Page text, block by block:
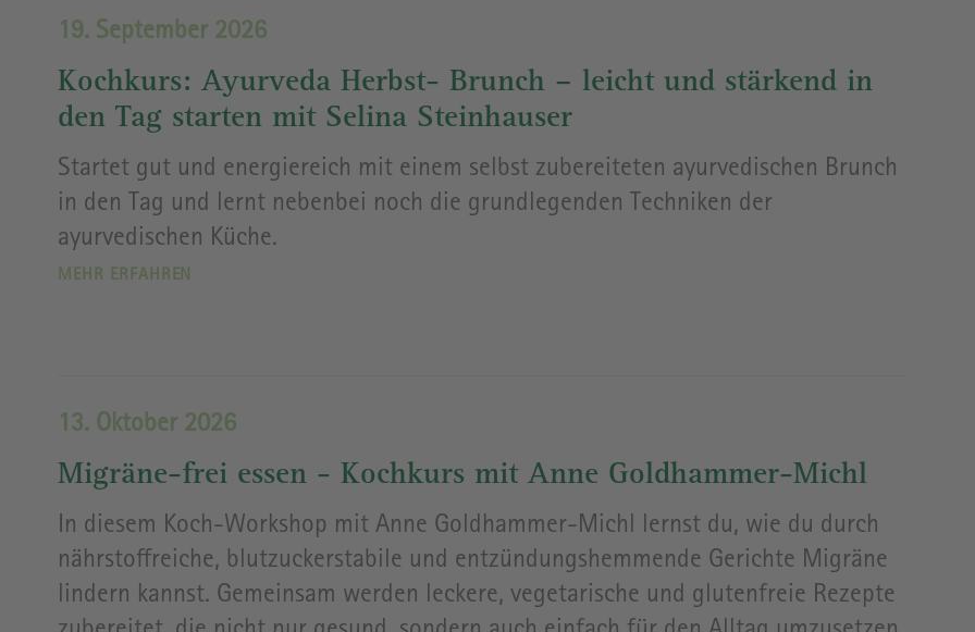
19. September 2026
Kochkurs: Ayurveda Herbst- Brunch – leicht und stärkend in
den Tag starten mit Selina Steinhauser
Startet gut und energiereich mit einem selbst zubereiteten ayurvedischen Brunch
in den Tag und lernt nebenbei noch die grundlegenden Techniken der
ayurvedischen Küche.
MEHR ERFAHREN
13. Oktober 2026
Migräne-frei essen - Kochkurs mit Anne Goldhammer-Michl
In diesem Koch-Workshop mit Anne Goldhammer-Michl lernst du, wie du durch
nährstoffreiche, blutzuckerstabile und entzündungshemmende Gerichte Migräne
lindern kannst. Gemeinsam werden leckere, vegetarische und glutenfreie Rezepte